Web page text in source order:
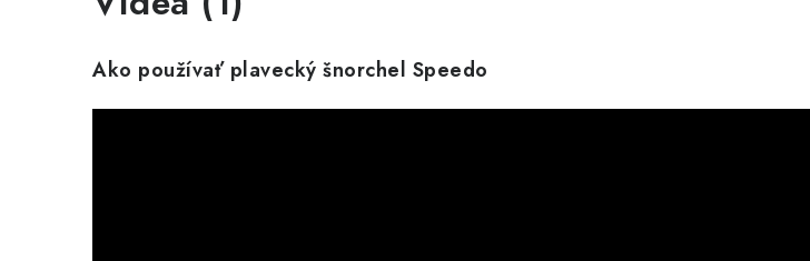
Ako používať plavecký šnorchel Speedo